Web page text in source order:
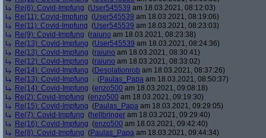
Re(6): Covid-Impfung (User545539 am 18.03.2021, 08:12:03)
Re(11): Covid-Impfung (User545539 am 18.03.2021, 08:19:06)
Re(11): Covid-Impfung (User545539 am 18.03.2021, 08:23:03)
Re(9): Covid-Impfung (raiuno am 18.03.2021, 08:23:38)
Re(13): Covid-Impfung (User545539 am 18.03.2021, 08:24:36)
Re(13): Covid-Impfung (raiuno am 18.03.2021, 08:30:41)
Re(12): Covid-Impfung (raiuno am 18.03.2021, 08:33:02)
Re(14): Covid-Impfung (Desolationrob am 18.03.2021, 08:37:26)
Re(13): Covid-Impfung
(Paulas_Papa am 18.03.2021, 08:50:37)
Re(14): Covid-Impfung (enzo500 am 18.03.2021, 09:08:18)
Re(2): Covid-Impfung (enzo500 am 18.03.2021, 09:19:30)
Re(15): Covid-Impfung (Paulas_Papa am 18.03.2021, 09:29:05)
Re(7): Covid-Impfung (hellbringer am 18.03.2021, 09:29:40)
Re(16): Covid-Impfung (enzo500 am 18.03.2021, 09:42:40)
Re(8): Covid-Impfung (Paulas_Papa am 18.03.2021, 09:44:34)